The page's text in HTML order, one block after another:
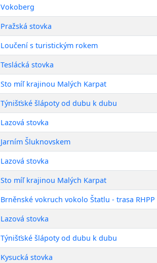
Vokoberg
Pražská stovka
Loučení s turistickým rokem
Teslácká stovka
Sto míľ krajinou Malých Karpat
Týnišťské šlápoty od dubu k dubu
Lazová stovka
Jarním Šluknovskem
Lazová stovka
Sto míľ krajinou Malých Karpat
Brněnské vokruch vokolo Štatlu - trasa RHPP
Lazová stovka
Týnišťské šlápoty od dubu k dubu
Kysucká stovka